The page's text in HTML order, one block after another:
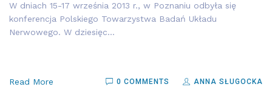
W dniach 15-17 września 2013 r., w Poznaniu odbyła się
konferencja Polskiego Towarzystwa Badań Układu
Nerwowego. W dziesięc...
Read More 0 COMMENTS ANNA SŁUGOCKA